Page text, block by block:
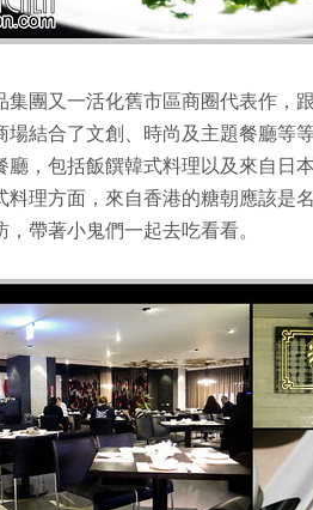
集團又一活化舊市區商圈代表作，
場結合了文創、時尚及主題餐廳等
廳，包括飯饌韓式料理以及來自日
料理方面，來自香港的糖朝應該是
帶著小鬼們一起去吃看看。